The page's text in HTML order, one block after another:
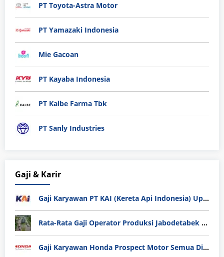
PT Toyota-Astra Motor
PT Yamazaki Indonesia
Mie Gacoan
PT Kayaba Indonesia
PT Kalbe Farma Tbk
PT Sanly Industries
Gaji & Karir
Gaji Karyawan PT KAI (Kereta Api Indonesia) Update 2025
Rata-Rata Gaji Operator Produksi Jabodetabek 2025: Bedah Tuntas UMK, Lemburan, dan Realita Hidup Buruh
Gaji Karyawan Honda Prospect Motor Semua Divisi